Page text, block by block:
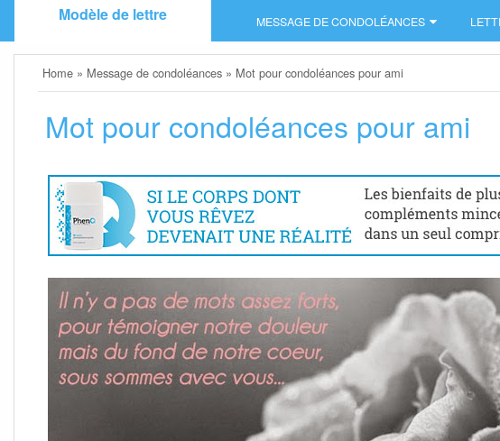
Modèle de lettre MESSAGE DE CONDOLÉANCES
Home » Message de condoléances » Mot pour condoléances pour ami
Mot pour condoléances pour ami